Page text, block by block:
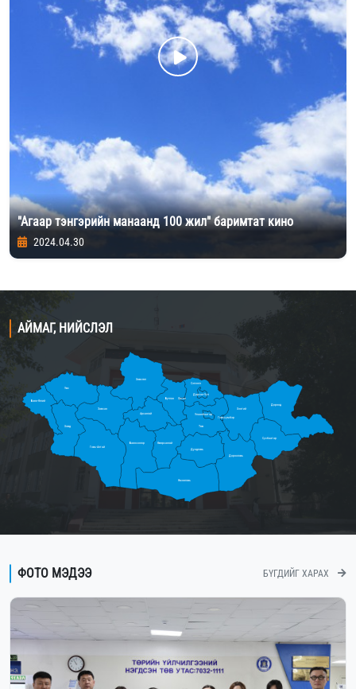
"Агаар тэнгэрийн манаанд 100 жил" баримтат кино
2024.04.30
АЙМАГ, НИЙСЛЭЛ
Дорнод
Баян-Өлгий
Ховд
Сүхбаатар
Дорноговь
Говь-Алтай
Баянхонгор
Өмнөговь
Хөвсгөл
Булган
Увс
Сэлэнгэ
Завхан Хэнтий
Дархан-Уул
Төв
Архангай
Орхон
Дундговь
Өвөрхангай
Говьсүмбэр
Улаанбаатар
ФОТО МЭДЭЭ БҮГДИЙГ ХАРАХ